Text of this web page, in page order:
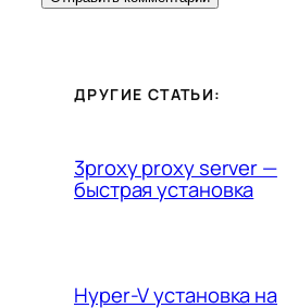
ДРУГИЕ СТАТЬИ:
3proxy proxy server —
быстрая установка
Hyper-V установка на